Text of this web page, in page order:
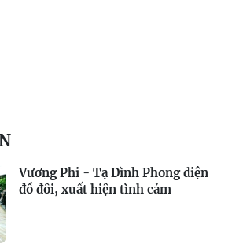
Vương Phi - Tạ Đình Phong diện
đồ đôi, xuất hiện tình cảm